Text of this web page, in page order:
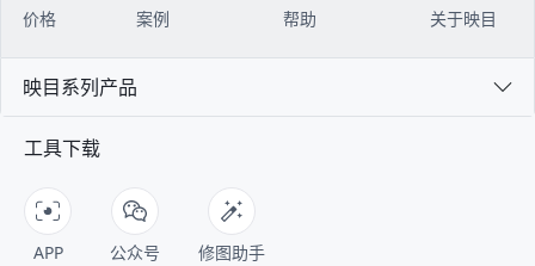
价格
案例
帮助
关于映目
映目系列产品
工具下载
APP 公众号 修图助手